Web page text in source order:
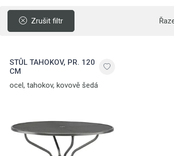
Zrušit filtr
STŮL TAHOKOV, PR. 120
CM
ocel, tahokov, kovově šedá